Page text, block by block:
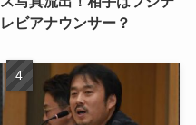
レビアナウンサー？